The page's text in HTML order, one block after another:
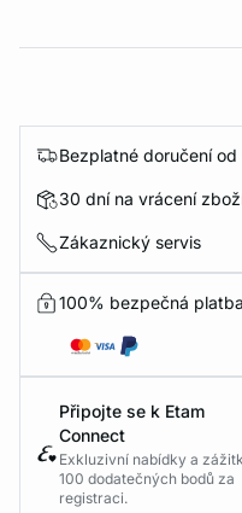
Bezplatné doručení od
30 dní na vrácení
Zákaznický servis
100% bezpečná platba
Připojte se k Etam
Connect
Exkluzivní nabídky a
100 dodatečných bodů za
registraci.